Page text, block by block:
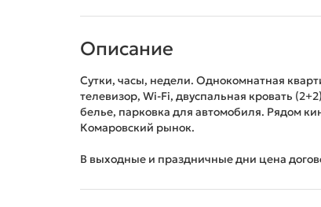
Описание
Сутки, часы, недели. Однокомнатная
телевизор, Wi-Fi, двуспальная кровать
белье, парковка для автомобиля. Рядом
Комаровский рынок.
В выходные и праздничные дни цена